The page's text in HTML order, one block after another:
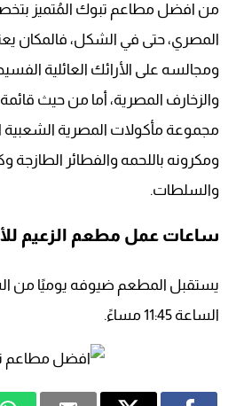
من افضل مطاعم تبوك المُتميز
المصري، حتى في الشكل، فالمكان
ومجالسه على الأرائك العائلية
والزخارف المصرية، أما من حيث
مجموعة مأكولات المصرية الشعبية
ومكرونه باللحمه والفطائر الطازجة
والسلطات.
ساعات عمل مطعم الزعيم
الساعة 11:45 مساءً.